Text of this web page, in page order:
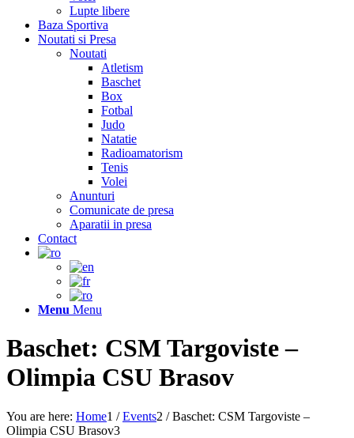
Lupte libere
Baza Sportiva
Noutati si Presa
Noutati
Atletism
Baschet
Box
Fotbal
Judo
Natatie
Radioamatorism
Tenis
Volei
Anunturi
Comunicate de presa
Aparatii in presa
Contact
Menu Menu
Baschet: CSM Targoviste –
Olimpia CSU Brasov
You are here: Home1 / Events2 / Baschet: CSM Targoviste –
Olimpia CSU Brasov3